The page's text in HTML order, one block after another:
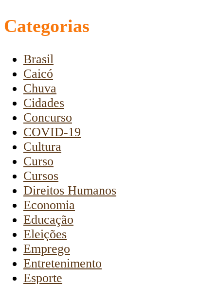
Categorias
Brasil
Caicó
Chuva
Cidades
Concurso
COVID-19
Cultura
Curso
Cursos
Direitos Humanos
Economia
Educação
Eleições
Emprego
Entretenimento
Esporte